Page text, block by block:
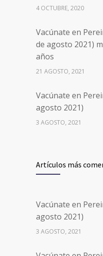
4 OCTUBRE, 2020
Vacúnate en
de agosto 2021)
años
21 AGOSTO, 2021
Vacúnate en
agosto 2021)
3 AGOSTO, 2021
de agosto 2021)
años
Números de
de Atención para
Médicas en los 5
Artículos más
Vacúnate en
agosto 2021)
3 AGOSTO, 2021